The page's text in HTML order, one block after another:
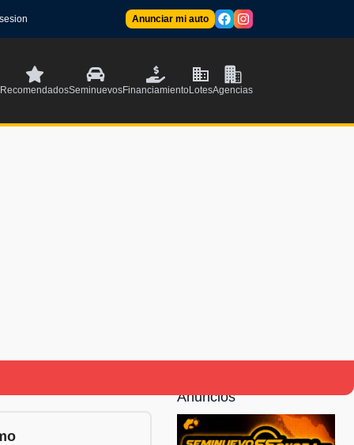
Anunciar mi auto
RecomendadosSeminuevosFinanciamientoLotesAgencias
Anuncios